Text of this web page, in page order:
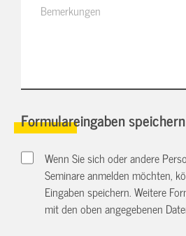
Formulareingaben speichern
Wenn Sie sich oder andere
Seminare anmelden möchten,
Eingaben speichern. Weitere
mit den oben angegebenen